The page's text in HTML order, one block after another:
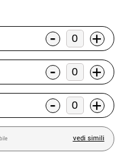
- +
- +
- +
vedi simili